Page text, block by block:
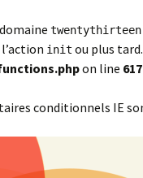
twentythirteen
init ou plus
on line
conditionnels IE